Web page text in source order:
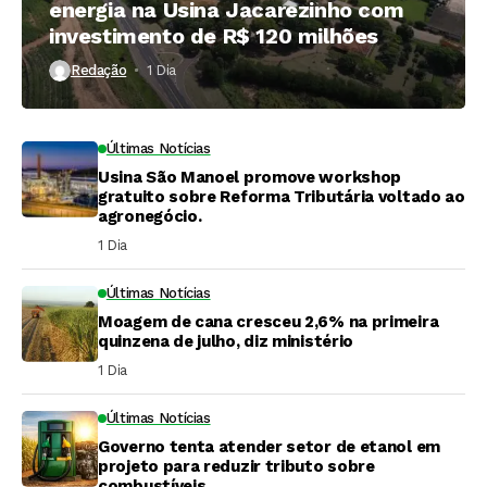
energia na Usina Jacarezinho com
investimento de R$ 120 milhões
Redação 1 Dia ⁮
Últimas Notícias
Usina São Manoel promove workshop
gratuito sobre Reforma Tributária voltado ao
agronegócio.
1 Dia ⁮
Últimas Notícias
Moagem de cana cresceu 2,6% na primeira
quinzena de julho, diz ministério
1 Dia ⁮
Últimas Notícias
Governo tenta atender setor de etanol em
projeto para reduzir tributo sobre